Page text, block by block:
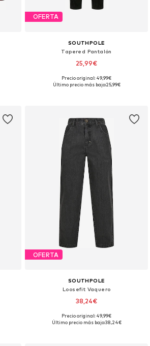
OFERTA
SOUTHPOLE
Tapered Pantalón
25,99€
Tallas disponibles: 31-32
Precio original: 49,99€
Último precio más bajo:25,99€
OFERTA
SOUTHPOLE
Loosefit Vaquero
38,24€
Tallas disponibles: 30, 34
Precio original: 49,99€
Último precio más bajo:38,24€